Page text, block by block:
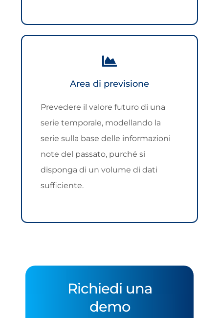
Area di previsione
Prevedere il valore futuro di una
serie temporale, modellando la
serie sulla base delle informazioni
note del passato, purché si
disponga di un volume di dati
sufficiente.
Richiedi una
demo